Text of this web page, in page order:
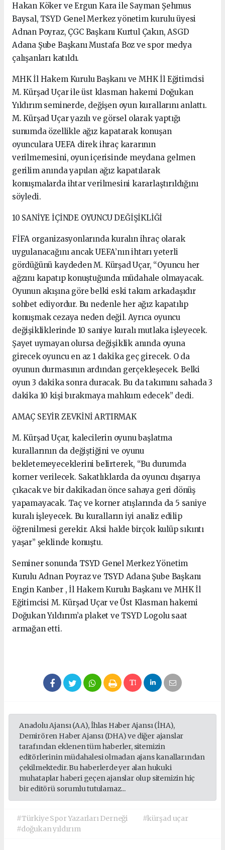
Hakan Köker ve Ergun Kara ile Sayman Şehmus
Baysal, TSYD Genel Merkez yönetim kurulu üyesi
Adnan Poyraz, ÇGC Başkanı Kurtul Çakın, ASGD
Adana Şube Başkanı Mustafa Boz ve spor medya
çalışanları katıldı.
MHK İl Hakem Kurulu Başkanı ve MHK İl Eğitimcisi
M. Kürşad Uçar ile üst klasman hakemi Doğukan
Yıldırım seminerde, değişen oyun kurallarını anlattı.
M. Kürşad Uçar yazılı ve görsel olarak yaptığı
sunumda özellikle ağız kapatarak konuşan
oyunculara UEFA direk ihraç kararının
verilmemesini, oyun içerisinde meydana gelmen
gerilim anında yapılan ağız kapatılarak
konuşmalarda ihtar verilmesini kararlaştırıldığını
söyledi.
10 SANİYE İÇİNDE OYUNCU DEĞİŞİKLİĞİ
FİFA organizasyonlarında kuralın ihraç olarak
uygulanacağını ancak UEFA’nın ihtarı yeterli
gördüğünü kaydeden M. Kürşad Uçar, “Oyuncu her
ağzını kapatıp konuştuğunda müdahale olmayacak.
Oyunun akışına göre belki eski takım arkadaşıdır
sohbet ediyordur. Bu nedenle her ağız kapatılıp
konuşmak cezaya neden değil. Ayrıca oyuncu
değişikliklerinde 10 saniye kuralı mutlaka işleyecek.
Şayet uymayan olursa değişiklik anında oyuna
girecek oyuncu en az 1 dakika geç girecek. O da
oyunun durmasının ardından gerçekleşecek. Belki
oyun 3 dakika sonra duracak. Bu da takımını sahada 3
dakika 10 kişi bırakmaya mahkum edecek” dedi.
AMAÇ SEYİR ZEVKİNİ ARTIRMAK
M. Kürşad Uçar, kalecilerin oyunu başlatma
kurallarının da değiştiğini ve oyunu
bekletemeyeceklerini belirterek, “Bu durumda
korner verilecek. Sakatlıklarda da oyuncu dışarıya
çıkacak ve bir dakikadan önce sahaya geri dönüş
yapamayacak. Taç ve korner atışlarında da 5 saniye
kuralı işleyecek. Bu kuralların iyi analiz edilip
öğrenilmesi gerekir. Aksi halde birçok kulüp sıkıntı
yaşar” şeklinde konuştu.
Seminer sonunda TSYD Genel Merkez Yönetim
Kurulu Adnan Poyraz ve TSYD Adana Şube Başkanı
Engin Kanber , İl Hakem Kurulu Başkanı ve MHK İl
Eğitimcisi M. Kürşad Uçar ve Üst Klasman hakemi
Doğukan Yıldırım’a plaket ve TSYD Logolu saat
armağan etti.
Anadolu Ajansı (AA), İhlas Haber Ajansı (İHA),
Demirören Haber Ajansı (DHA) ve diğer ajanslar
tarafından eklenen tüm haberler, sitemizin
editörlerinin müdahalesi olmadan ajans kanallarından
çekilmektedir. Bu haberlerde yer alan hukuki
muhataplar haberi geçen ajanslar olup sitemizin hiç
bir editörü sorumlu tutulamaz...
#Türkiye Spor Yazarları Derneği
#kürşad uçar
#doğukan yıldırım